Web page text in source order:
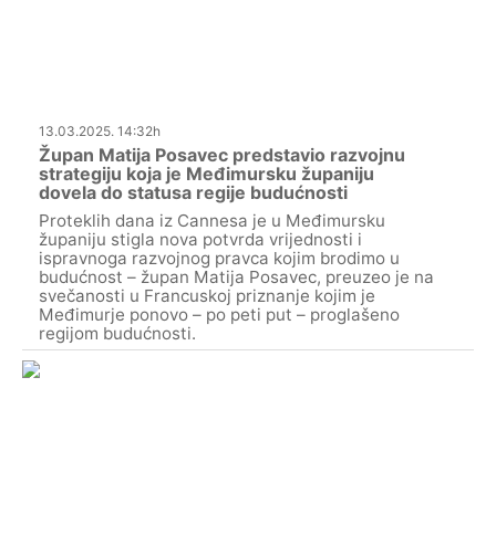
13.03.2025. 14:32h
Župan Matija Posavec predstavio razvojnu
strategiju koja je Međimursku županiju
dovela do statusa regije budućnosti
Proteklih dana iz Cannesa je u Međimursku
županiju stigla nova potvrda vrijednosti i
ispravnoga razvojnog pravca kojim brodimo u
budućnost – župan Matija Posavec, preuzeo je na
svečanosti u Francuskoj priznanje kojim je
Međimurje ponovo – po peti put – proglašeno
regijom budućnosti.